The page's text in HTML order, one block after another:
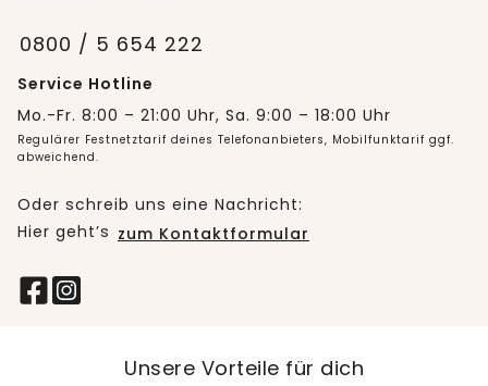
0800 / 5 654 222
Service Hotline
Mo.-Fr. 8:00 – 21:00 Uhr, Sa. 9:00 – 18:00 Uhr
Regulärer Festnetztarif deines Telefonanbieters, Mobilfunktarif ggf.
abweichend.
Oder schreib uns eine Nachricht:
Hier geht’s zum Kontaktformular
Unsere Vorteile für dich